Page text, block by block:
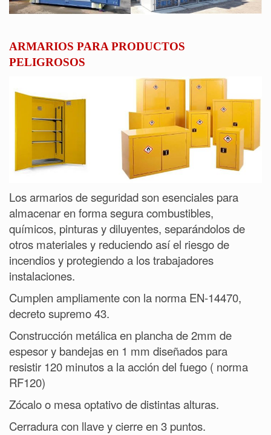
ARMARIOS PARA PRODUCTOS
PELIGROSOS
Los armarios de seguridad son esenciales para
almacenar en forma segura combustibles,
químicos, pinturas y diluyentes, separándolos de
otros materiales y reduciendo así el riesgo de
incendios y protegiendo a los trabajadores
instalaciones.
Cumplen ampliamente con la norma EN-14470,
decreto supremo 43.
Construcción metálica en plancha de 2mm de
espesor y bandejas en 1 mm diseñados para
resistir 120 minutos a la acción del fuego ( norma
RF120)
Zócalo o mesa optativo de distintas alturas.
Cerradura con llave y cierre en 3 puntos.